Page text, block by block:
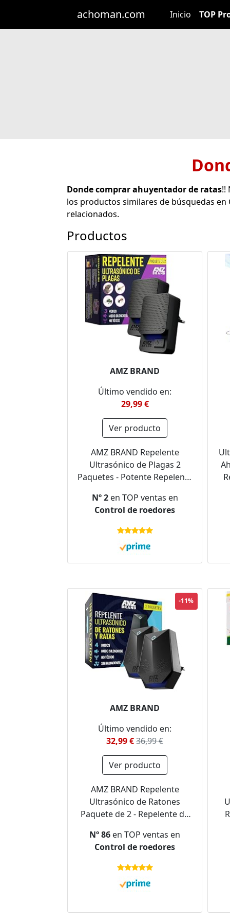
achoman.com Inicio TOP
Donde comprar ahuyentador de ratas!!
los productos similares de búsquedas
relacionados.
Productos
AMZ BRAND
Último vendido en:
29,99 €
Ver producto
AMZ BRAND Repelente
Ultrasónico de Plagas 2
Paquetes - Potente Repelente
Trabajo - Amplio Rango de
Frecuencia - Ideal para
Ratones, Ratas, Mosquitos,
Nº 2en TOP ventas en
Control de roedores
-11%
AMZ BRAND
Último vendido en:
32,99 €36,99 €
Ver producto
AMZ BRAND Repelente
Ultrasónico de Ratones
Paquete de 2 - Repelente de
Funcionamiento - Modo
Silencioso - No Tóxico - Eficaz
contra Ratones y Ratones -
Nº 86 en TOP ventas en
Control de roedores